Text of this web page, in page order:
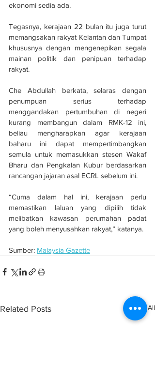
ekonomi sedia ada.
Tegasnya, kerajaan 22 bulan itu juga turut
memangsakan rakyat Kelantan dan Tumpat
khususnya dengan mengenepikan segala
mainan politik dan penipuan terhadap
rakyat.
Che Abdullah berkata, selaras dengan
penumpuan serius terhadap
menggandakan pertumbuhan di negeri
kurang membangun dalam RMK-12 ini,
beliau mengharapkan agar kerajaan
baharu ini dapat mempertimbangkan
semula untuk memasukkan stesen Wakaf
Bharu dan Pengkalan Kubur berdasarkan
rancangan jajaran asal ECRL sebelum ini.
“Cuma dalam hal ini, kerajaan perlu
memastikan laluan yang dipilih tidak
melibatkan kawasan perumahan padat
yang boleh menyusahkan rakyat,” katanya.
Sumber: Malaysia Gazette
Related Posts See All